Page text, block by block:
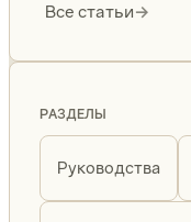
Все статьи→
РАЗДЕЛЫ
Руководства